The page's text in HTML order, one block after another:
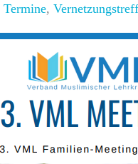
Termine,